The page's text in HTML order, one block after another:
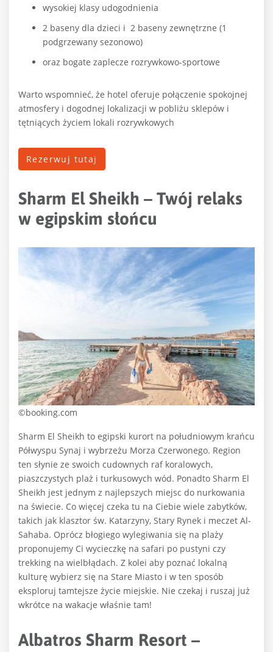
wysokiej klasy udogodnienia
2 baseny dla dzieci i 2 baseny zewnętrzne (1
podgrzewany sezonowo)
oraz bogate zaplecze rozrywkowo-sportowe
Warto wspomnieć, że hotel oferuje połączenie spokojnej
atmosfery i dogodnej lokalizacji w pobliżu sklepów i
tętniących życiem lokali rozrywkowych
Rezerwuj tutaj
Sharm El Sheikh – Twój relaks
w egipskim słońcu
©booking.com
Sharm El Sheikh to egipski kurort na południowym krańcu
Półwyspu Synaj i wybrzeżu Morza Czerwonego. Region
ten słynie ze swoich cudownych raf koralowych,
piaszczystych plaż i turkusowych wód. Ponadto Sharm El
Sheikh jest jednym z najlepszych miejsc do nurkowania
na świecie. Co więcej czeka tu na Ciebie wiele zabytków,
takich jak klasztor św. Katarzyny, Stary Rynek i meczet Al-
Sahaba. Oprócz błogiego wylegiwania się na plaży
proponujemy Ci wycieczkę na safari po pustyni czy
trekking na wielbłądach. Z kolei aby poznać lokalną
kulturę wybierz się na Stare Miasto i w ten sposób
eksploruj tamtejsze życie miejskie. Nie czekaj i ruszaj już
wkrótce na wakacje właśnie tam!
Albatros Sharm Resort –